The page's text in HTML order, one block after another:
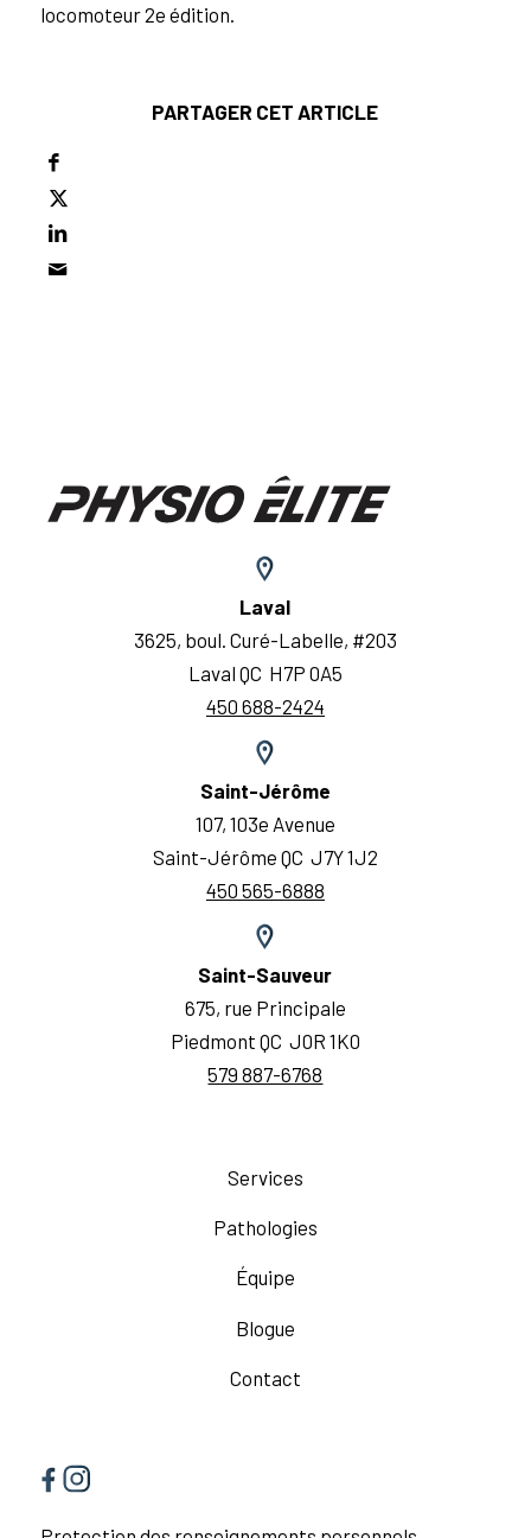
locomoteur 2e édition.
PARTAGER CET ARTICLE
Laval
3625, boul. Curé-Labelle, #203
Laval QC H7P 0A5
450 688-2424
Saint-Jérôme
107, 103e Avenue
Saint-Jérôme QC J7Y 1J2
450 565-6888
Saint-Sauveur
675, rue Principale
Piedmont QC J0R 1K0
579 887-6768
Services
Pathologies
Équipe
Blogue
Contact